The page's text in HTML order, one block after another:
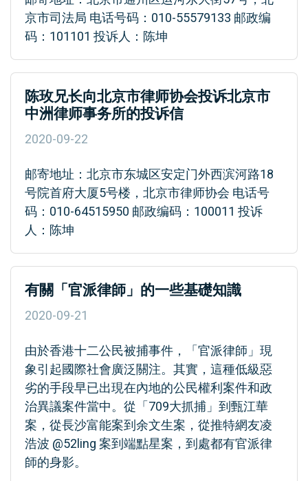
京市司法局 电话号码：010-55579133 邮政编
码：101101 投诉人：陈坤
陈玫兄长向北京市律师协会投诉北京市
中洲律师事务所的投诉信
2020-09-22
邮寄地址：北京市东城区安定门外西滨河路18
号院首府大厦5号楼，北京市律师协会 电话号
码：010-64515950 邮政编码：100011 投诉
人：陈坤
有關「官派律師」的一些基礎知識
2020-09-21
由於香港十二公民被捕事件，「官派律師」現
象引起國際社會廣泛關注。其實，這種低級惡
劣的手段早已出現在內地的公民權利案件和政
治異議案件當中。從「709大抓捕」到甄江華
案，從長沙富能案到余文生案，從推特網友凌
浩波 @52ling 案到端點星案，到處都有官派律
師的身影。